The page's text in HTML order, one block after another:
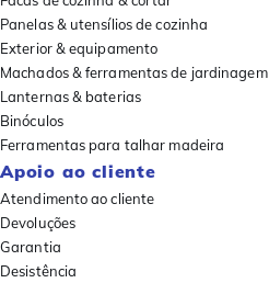
Panelas & utensílios de cozinha
Exterior & equipamento
Machados & ferramentas de jardinagem
Lanternas & baterias
Binóculos
Ferramentas para talhar madeira
Apoio ao cliente
Atendimento ao cliente
Devoluções
Garantia
Desistência